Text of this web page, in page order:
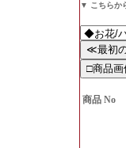
▼ こちらか
商品 No